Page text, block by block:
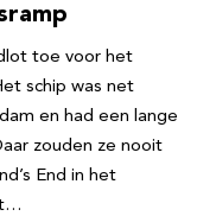
toe voor het
schip was net
en had een lange
zouden ze nooit
End in het